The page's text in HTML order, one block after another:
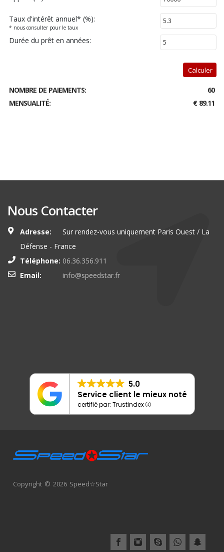
Taux d'intérêt annuel* (%):
* nous consulter pour le taux
Durée du prêt en années:
Calculer
NOMBRE DE PAIEMENTS:
60
MENSUALITÉ:
€ 89.11
Nous Contacter
Adresse:
Sur rendez-vous uniquement Paris Ouest / La
Défense - France
Téléphone: 06.36.356.911
Email:
info@speedstar.fr
5.0
Service client le mieux noté
certifié par: Trustindex
Copyright © 2026 Speed☆Star